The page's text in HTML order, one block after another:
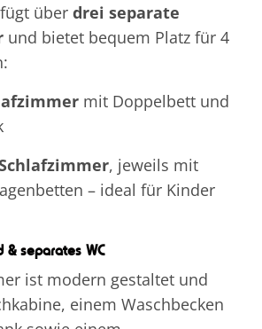
über drei separate
und bietet bequem Platz für 4
mit Doppelbett und
, jeweils mit
– ideal für Kinder
& separates WC
ist modern gestaltet und
einem Waschbecken